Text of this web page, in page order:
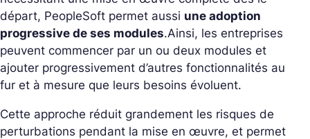
départ, PeopleSoft permet aussi une adoption
progressive de ses modules.Ainsi, les entreprises
peuvent commencer par un ou deux modules et
ajouter progressivement d’autres fonctionnalités au
fur et à mesure que leurs besoins évoluent.
Cette approche réduit grandement les risques de
perturbations pendant la mise en œuvre, et permet